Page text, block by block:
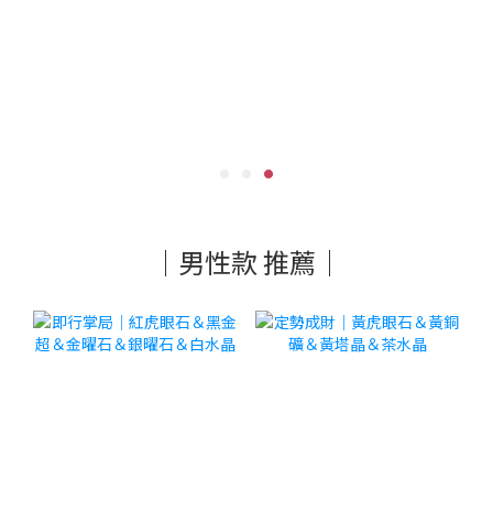
｜男性款 推薦｜